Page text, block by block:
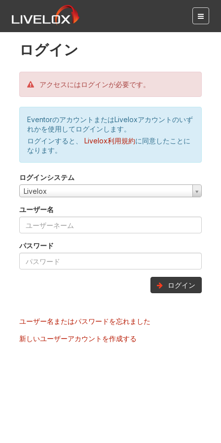
ログイン
アクセスにはログインが必要です。
EventorのアカウントまたはLiveloxアカウントのいず
れかを使用してログインします。
ログインすると、
Livelox利用規約に同意したことに
なります。
ログインシステム
Livelox
ユーザー名
パスワード
ログイン
ユーザー名またはパスワードを忘れました
新しいユーザーアカウントを作成する